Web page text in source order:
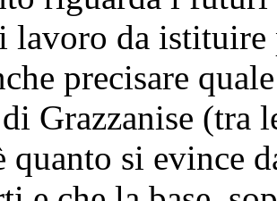
lavoro da istituire
precisare
Grazzanise (tra
quanto si evince